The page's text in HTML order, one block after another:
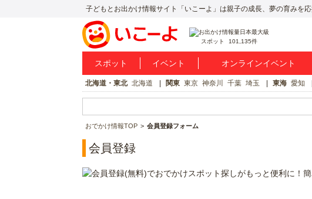
子どもとお出かけ情報サイト「いこーよ」は親子の成長、夢の育みを応
スポット 101,135件
スポット イベント オンラインイベント
北海道・東北 北海道 関東 東京 神奈川 千葉 埼玉 東海 愛知
おでかけ情報TOP 会員登録フォーム
会員登録